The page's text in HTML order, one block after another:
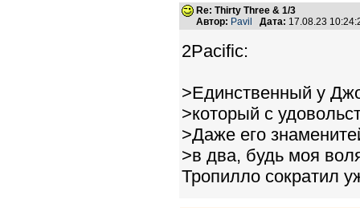
Re: Thirty Three & 1/3
Автор: Pavil Дата: 17.08.23
2Pacific:
>Единственный у
>который с
>Даже его
>в два, будь моя
Тропилло сократил